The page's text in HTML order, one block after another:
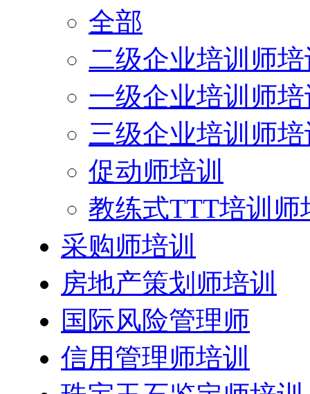
全部
二级企业培训师
一级企业培训师
三级企业培训师
促动师培训
教练式TTT培训师
采购师培训
房地产策划师培训
国际风险管理师
信用管理师培训